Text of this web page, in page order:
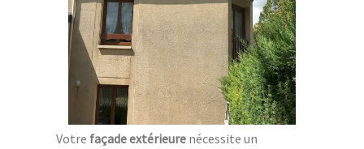
Votre façade extérieure nécessite un